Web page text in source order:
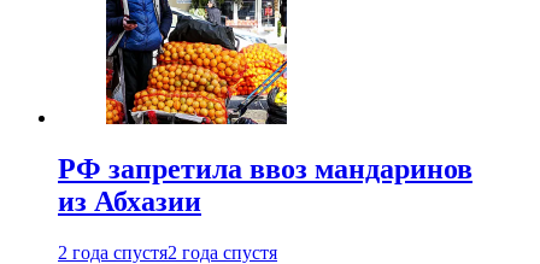
РФ запретила ввоз мандаринов
из Абхазии
2 года спустя2 года спустя